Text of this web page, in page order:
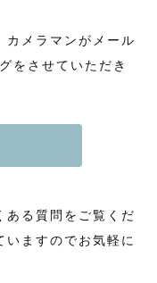
カメラマンがメール
をさせていただき
ある質問をご覧くだ
いますのでお気軽に